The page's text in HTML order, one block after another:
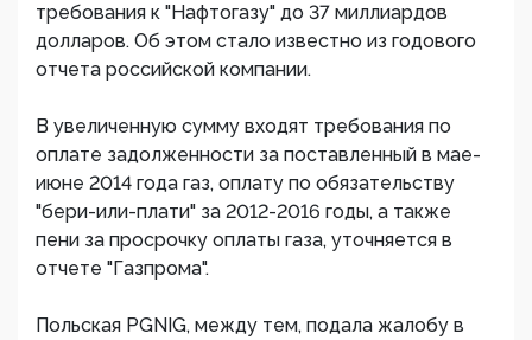
требования к "Нафтогазу" до 37 миллиардов
долларов. Об этом стало известно из годового
отчета российской компании.
В увеличенную сумму входят требования по
оплате задолженности за поставленный в мае-
июне 2014 года газ, оплату по обязательству
"бери-или-плати" за 2012-2016 годы, а также
пени за просрочку оплаты газа, уточняется в
отчете "Газпрома".
Польская PGNIG, между тем, подала жалобу в